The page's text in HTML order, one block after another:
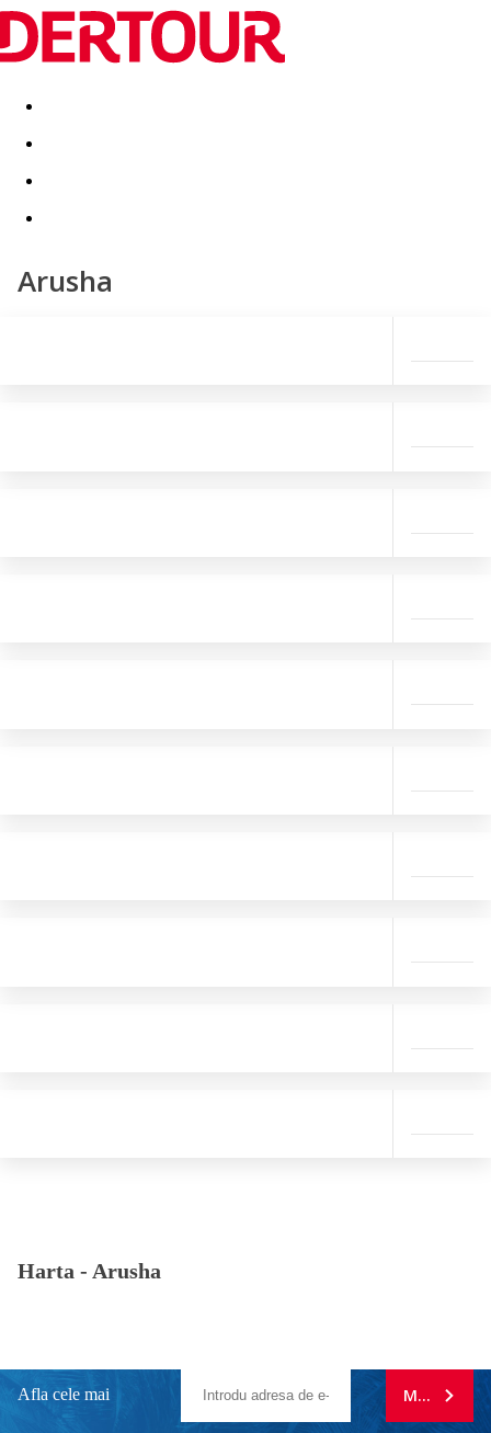
Destinatii Vacanta perfecta OFERTE DE NERATAT
Arusha
Harta - Arusha
Afla cele mai MA